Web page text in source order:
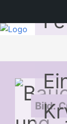
Bild: